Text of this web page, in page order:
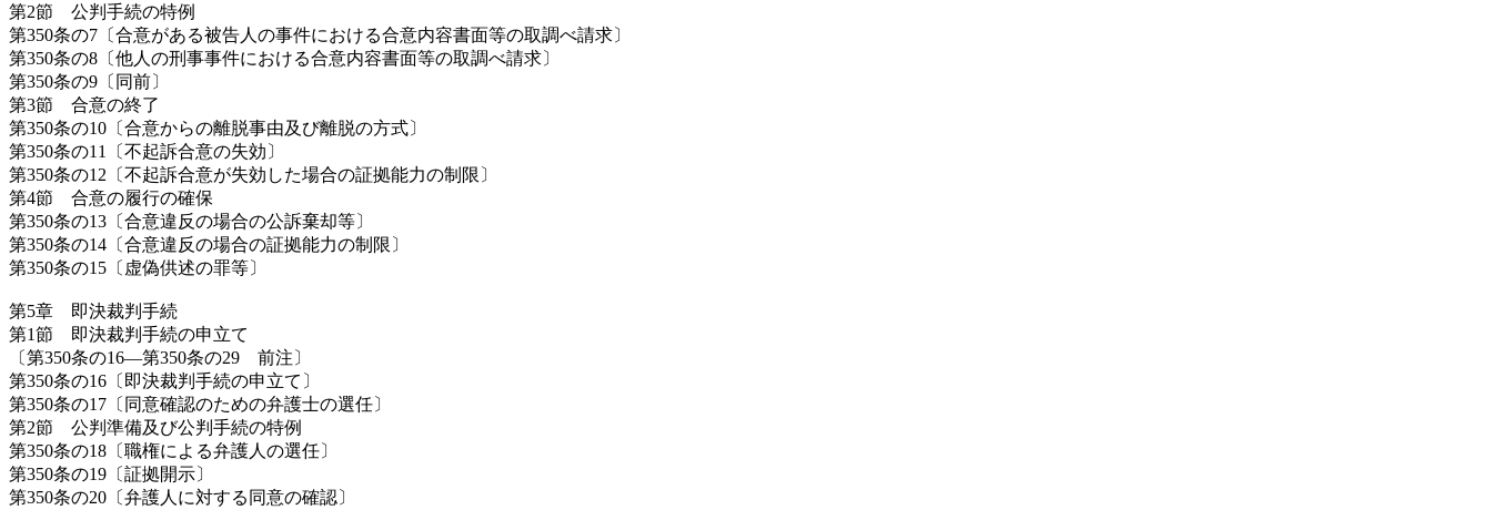
第2節 公判手続の特例
第350条の7〔合意がある被告人の事件における合意内容書面等の取調べ請求〕
第350条の8〔他人の刑事事件における合意内容書面等の取調べ請求〕
第350条の9〔同前〕
第3節 合意の終了
第350条の10〔合意からの離脱事由及び離脱の方式〕
第350条の11〔不起訴合意の失効〕
第350条の12〔不起訴合意が失効した場合の証拠能力の制限〕
第4節 合意の履行の確保
第350条の13〔合意違反の場合の公訴棄却等〕
第350条の14〔合意違反の場合の証拠能力の制限〕
第350条の15〔虚偽供述の罪等〕
第5章 即決裁判手続
第1節 即決裁判手続の申立て
〔第350条の16―第350条の29 前注〕
第350条の16〔即決裁判手続の申立て〕
第350条の17〔同意確認のための弁護士の選任〕
第2節 公判準備及び公判手続の特例
第350条の18〔職権による弁護人の選任〕
第350条の19〔証拠開示〕
第350条の20〔弁護人に対する同意の確認〕